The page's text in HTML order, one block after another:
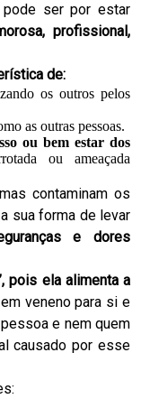
pode ser por estar
profissional,
de:
os outros pelos
as outras pessoas.
ou bem estar dos
ou ameaçada
contaminam os
sua forma de levar
e dores
pois ela alimenta a
veneno para si e
e nem quem
causado por esse